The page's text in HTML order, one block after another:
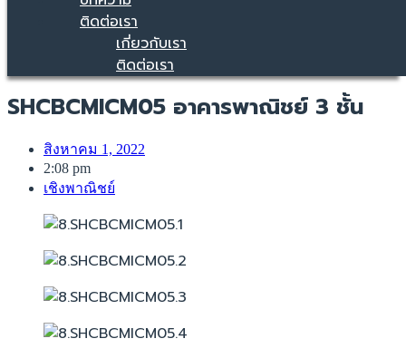
ติดต่อเรา
เกี่ยวกับเรา
ติดต่อเรา
SHCBCMICM05 อาคารพาณิชย์ 3 ชั้น
สิงหาคม 1, 2022
2:08 pm
เชิงพาณิชย์